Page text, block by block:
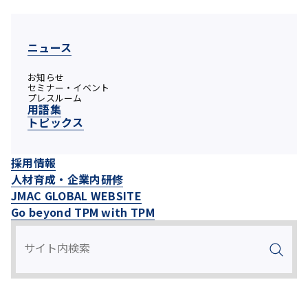
ニュース
お知らせ
セミナー・イベント
プレスルーム
用語集
トピックス
採用情報
人材育成・企業内研修
JMAC GLOBAL WEBSITE
Go beyond TPM with TPM